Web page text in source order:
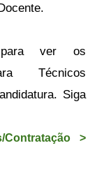
ver os
Técnicos
Siga
>